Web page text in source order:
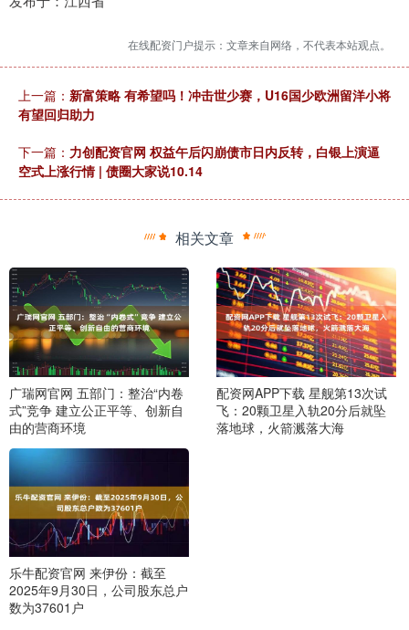
在线配资门户提示：文章来自网络，不代表本站观点。
上一篇： 新富策略 有希望吗！冲击世少赛，U16国少欧洲留洋小将
有望回归助力
下一篇： 力创配资官网 权益午后闪崩债市日内反转，白银上演逼
空式上涨行情 | 债圈大家说10.14
相关文章
广瑞网官网 五部门：整治“内卷
式”竞争 建立公正平等、创新自
由的营商环境
配资网APP下载 星舰第13次试
飞：20颗卫星入轨20分后就坠
落地球，火箭溅落大海
乐牛配资官网 来伊份：截至
2025年9月30日，公司股东总户
数为37601户